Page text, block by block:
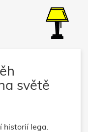
světě
historií lega.